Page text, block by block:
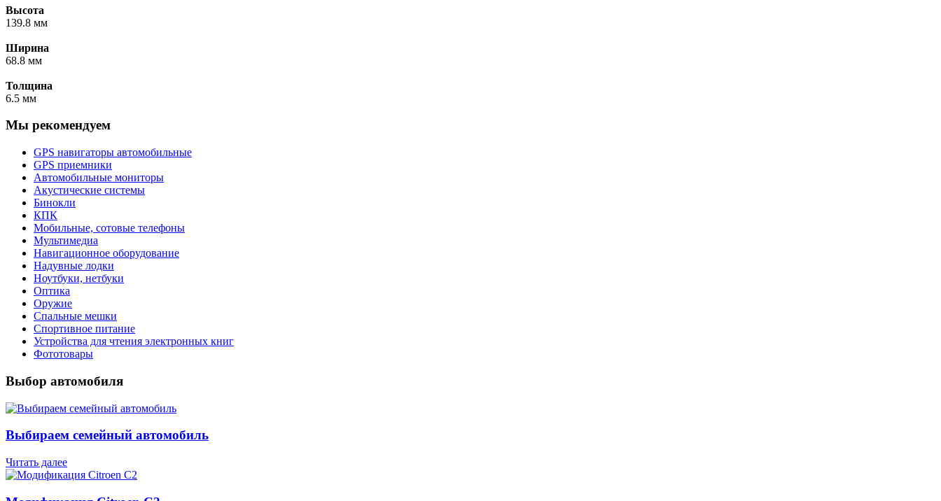
Высота
139.8 мм
Ширина
68.8 мм
Толщина
6.5 мм
Мы рекомендуем
GPS навигаторы автомобильные
GPS приемники
Автомобильные мониторы
Акустические системы
Бинокли
КПК
Мобильные, сотовые телефоны
Мультимедиа
Навигационное оборудование
Надувные лодки
Ноутбуки, нетбуки
Оптика
Оружие
Спальные мешки
Спортивное питание
Устройства для чтения электронных книг
Фототовары
Выбор автомобиля
Выбираем семейный автомобиль
Читать далее